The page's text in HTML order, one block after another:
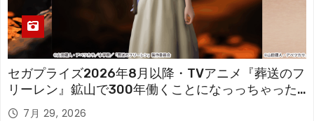
セガプライズ2026年8月以降・TVアニメ『葬送のフ
リーレン』鉱山で300年働くことになっっちゃった
「フリーレン」を立体化！
7月 29, 2026